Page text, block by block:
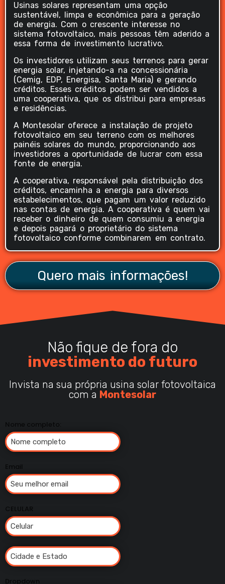
Usinas solares representam uma opção
sustentável, limpa e econômica para a geração
de energia. Com o crescente interesse no
sistema fotovoltaico, mais pessoas têm aderido a
essa forma de investimento lucrativo.
Os investidores utilizam seus terrenos para gerar
energia solar, injetando-a na concessionária
(Cemig, EDP, Energisa, Santa Maria) e gerando
créditos. Esses créditos podem ser vendidos a
uma cooperativa, que os distribui para empresas
e residências.
A Montesolar oferece a instalação de projeto
fotovoltaico em seu terreno com os melhores
painéis solares do mundo, proporcionando aos
investidores a oportunidade de lucrar com essa
fonte de energia.
A cooperativa, responsável pela distribuição dos
créditos, encaminha a energia para diversos
estabelecimentos, que pagam um valor reduzido
nas contas de energia. A cooperativa é quem vai
receber o dinheiro de quem consumiu a energia
e depois pagará o proprietário do sistema
fotovoltaico conforme combinarem em contrato.
Quero mais informações!
Não fique de fora do
investimento do futuro
Invista na sua própria usina solar fotovoltaica
com a Montesolar
Nome completo:
Email
CELULAR
Dropdown